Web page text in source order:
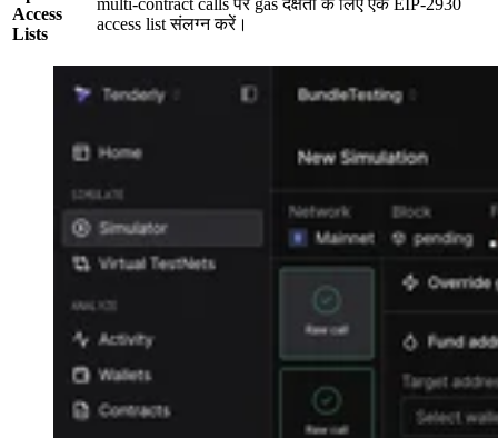
Access
Lists
multi-contract calls पर gas दक्षता के लिए एक EIP-2930
access list संलग्न करें।